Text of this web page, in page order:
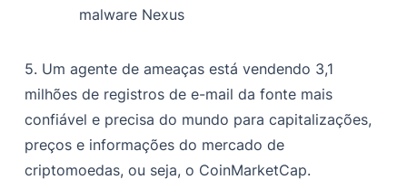
malware Nexus
5. Um agente de ameaças está vendendo 3,1
milhões de registros de e-mail da fonte mais
confiável e precisa do mundo para capitalizações,
preços e informações do mercado de
criptomoedas, ou seja, o CoinMarketCap.